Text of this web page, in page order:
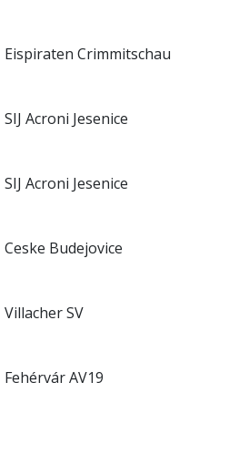
Eispiraten Crimmitschau
SIJ Acroni Jesenice
SIJ Acroni Jesenice
Ceske Budejovice
Villacher SV
Fehérvár AV19